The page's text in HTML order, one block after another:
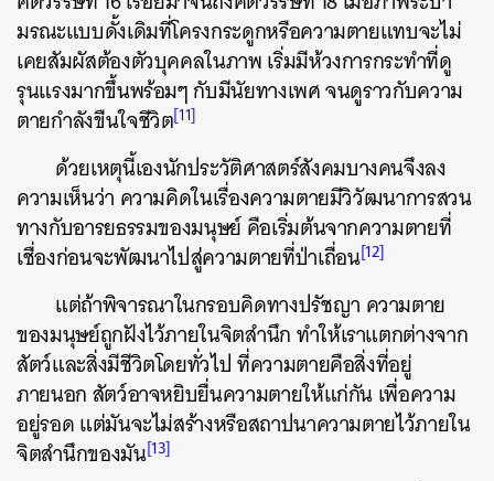
มรณะแบบดั้งเดิมที่โครงกระดูกหรือความตายแทบจะไม่
เคยสัมผัสต้องตัวบุคคลในภาพ เริ่มมีห้วงการกระทำที่ดู
รุนแรงมากขึ้นพร้อมๆ กับมีนัยทางเพศ จนดูราวกับความ
ตายกำลังขืนใจชีวิต[11]
ด้วยเหตุนี้เองนักประวัติศาสตร์สังคมบางคนจึงลง
ความเห็นว่า ความคิดในเรื่องความตายมีวิวัฒนาการสวน
ทางกับอารยธรรมของมนุษย์ คือเริ่มต้นจากความตายที่
เชื่องก่อนจะพัฒนาไปสู่ความตายที่ป่าเถื่อน[12]
แต่ถ้าพิจารณาในกรอบคิดทางปรัชญา ความตาย
ของมนุษย์ถูกฝังไว้ภายในจิตสำนึก ทำให้เราแตกต่างจาก
สัตว์และสิ่งมีชีวิตโดยทั่วไป ที่ความตายคือสิ่งที่อยู่
ภายนอก สัตว์อาจหยิบยื่นความตายให้แก่กัน เพื่อความ
อยู่รอด แต่มันจะไม่สร้างหรือสถาปนาความตายไว้ภายใน
จิตสำนึกของมัน[13]